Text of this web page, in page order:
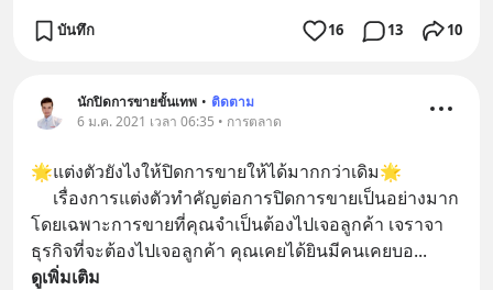
บันทึก 16 13 10
นักปิดการขายขั้นเทพ • ติดตาม
6 ม.ค. 2021 เวลา 06:35 • การตลาด
🌟แต่งตัวยังไงให้ปิดการขายให้ได้มากกว่าเดิม🌟
โดยเฉพาะการขายที่คุณจำเป็นต้องไปเจอลูกค้า เจราจา
ธุรกิจที่จะต้องไปเจอลูกค้า คุณเคยได้ยินมีคนเคยบอ...
ดูเพิ่มเติม